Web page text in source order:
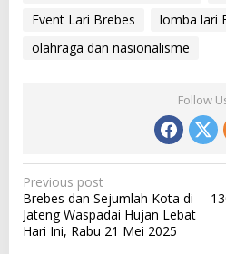
Event Lari Brebes
lomba lari
olahraga dan nasionalisme
Follow
P
o
s
Previous post
Brebes dan Sejumlah Kota di
Jateng Waspadai Hujan Lebat
Hari Ini, Rabu 21 Mei 2025